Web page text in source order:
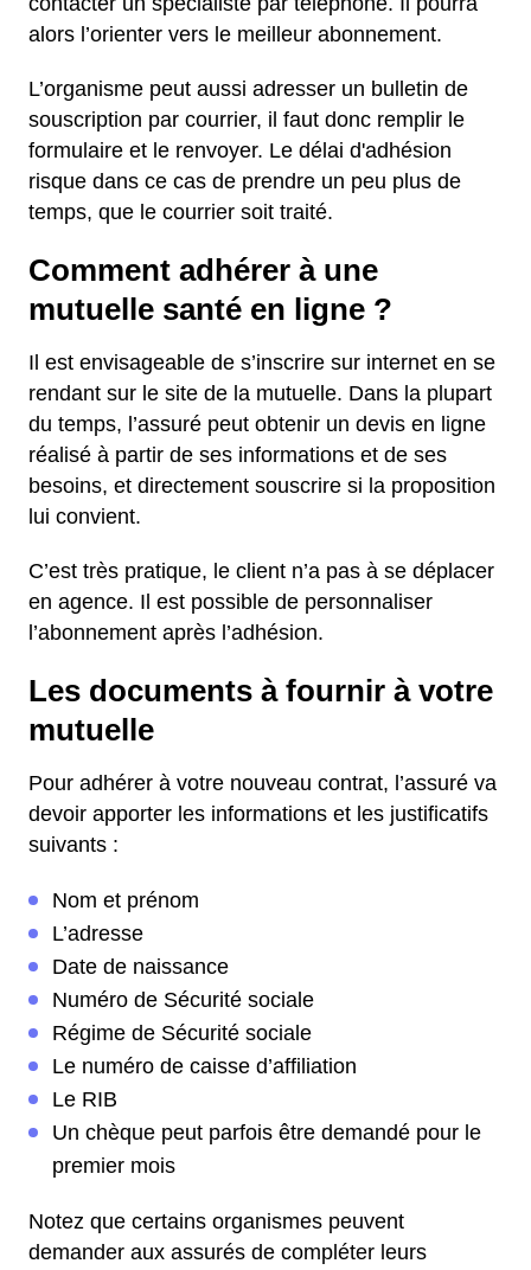
alors l’orienter vers le meilleur abonnement.
L’organisme peut aussi adresser un bulletin de
souscription par courrier, il faut donc remplir le
formulaire et le renvoyer. Le délai d'adhésion
risque dans ce cas de prendre un peu plus de
temps, que le courrier soit traité.
Comment adhérer à une
mutuelle santé en ligne ?
Il est envisageable de s’inscrire sur internet en se
rendant sur le site de la mutuelle. Dans la plupart
du temps, l’assuré peut obtenir un devis en ligne
réalisé à partir de ses informations et de ses
besoins, et directement souscrire si la proposition
lui convient.
C’est très pratique, le client n’a pas à se déplacer
en agence. Il est possible de personnaliser
l’abonnement après l’adhésion.
Les documents à fournir à votre
mutuelle
Pour adhérer à votre nouveau contrat, l’assuré va
devoir apporter les informations et les justificatifs
suivants :
Nom et prénom
L’adresse
Date de naissance
Numéro de Sécurité sociale
Régime de Sécurité sociale
Le numéro de caisse d’affiliation
Le RIB
Un chèque peut parfois être demandé pour le
premier mois
Notez que certains organismes peuvent
demander aux assurés de compléter leurs